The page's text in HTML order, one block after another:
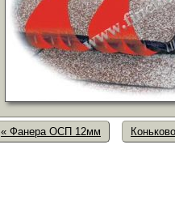
« Фанера ОСП 12мм